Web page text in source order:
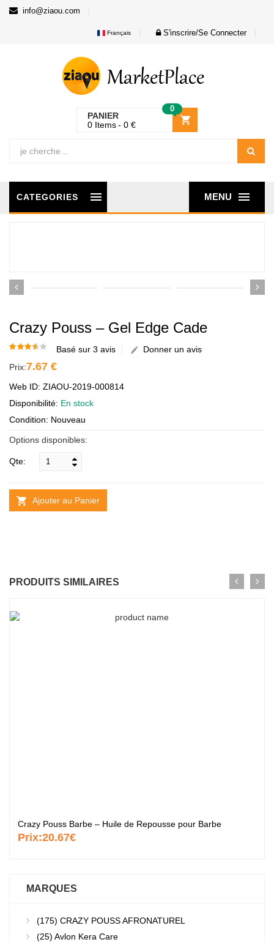
info@ziaou.com
Français S'inscrire/Se Connecter
PANIER
0
0 Items 0 €
MENU
CATEGORIES
Crazy Pouss – Gel Edge Cade
Basé sur 3 avis
Donner un avis
Prix:7.67 €
Web ID: ZIAOU-2019-000814
Disponibilité: En stock
Condition: Nouveau
Options disponibles:
Qte:
Ajouter au Panier
PRODUITS SIMILAIRES
Crazy Pouss Barbe – Huile de Repousse pour Barbe
Prix:20.67€
MARQUES
(175) CRAZY POUSS AFRONATUREL
(25) Avlon Kera Care